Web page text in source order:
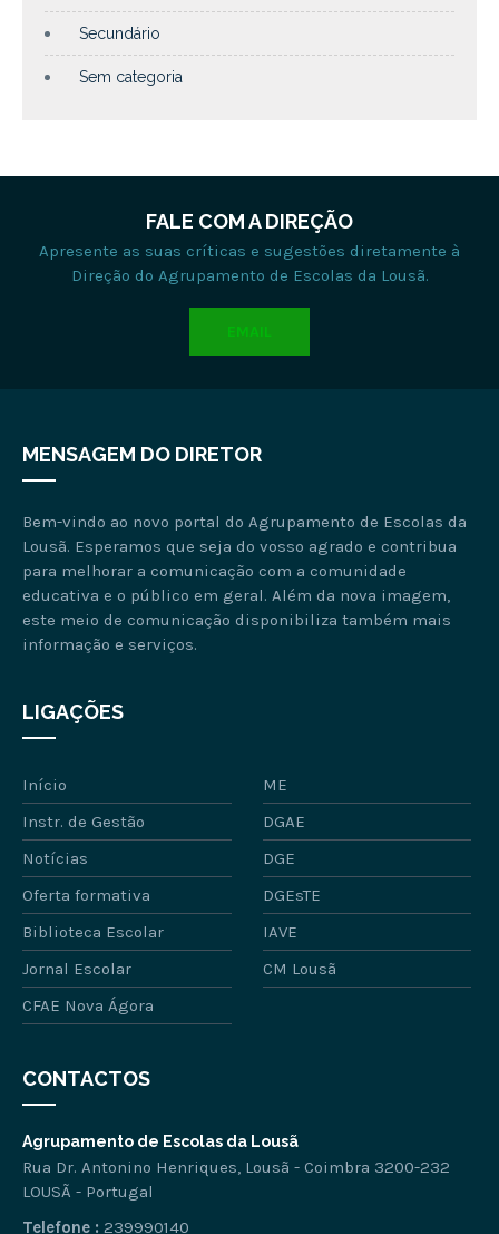
Secundário
Sem categoria
FALE COM A DIREÇÃO
Apresente as suas críticas e sugestões diretamente à
Direção do Agrupamento de Escolas da Lousã.
EMAIL
MENSAGEM DO DIRETOR
Bem-vindo ao novo portal do Agrupamento de Escolas da
Lousã. Esperamos que seja do vosso agrado e contribua
para melhorar a comunicação com a comunidade
educativa e o público em geral. Além da nova imagem,
este meio de comunicação disponibiliza também mais
informação e serviços.
LIGAÇÕES
Início
ME
Instr. de Gestão
DGAE
Notícias
DGE
Oferta formativa
DGEsTE
Biblioteca Escolar
IAVE
Jornal Escolar
CM Lousã
CFAE Nova Ágora
CONTACTOS
Agrupamento de Escolas da Lousã
Rua Dr. Antonino Henriques, Lousã - Coimbra 3200-232
LOUSÃ - Portugal
Telefone : 239990140